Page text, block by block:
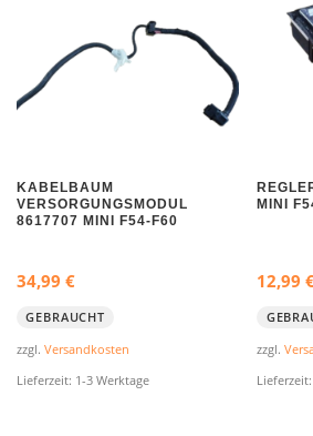
KABELBAUM
VERSORGUNGSMODUL
8617707 MINI F54-F60
34,99 €
GEBRAUCHT
zzgl. Versandkosten
Lieferzeit: 1-3 Werktage
MINI
12,99
zzgl.
Lieferzeit: